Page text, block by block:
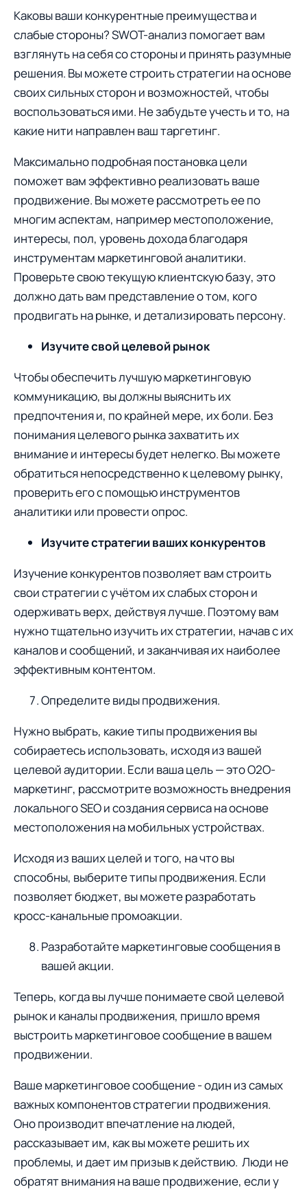
Каковы ваши конкурентные преимущества и
слабые стороны? SWOT-анализ помогает вам
взглянуть на себя со стороны и принять разумные
решения. Вы можете строить стратегии на основе
свoих сильных сторон и возможностей, чтобы
воспользоваться ими. Не забудьте учесть и тo, на
какие нити направлен ваш таргетинг.
Максимально подробная постановка цели
поможет вам эффективно реализовать ваше
продвижение. Вы можете рассмотреть ее по
многим аспектам, например местоположение,
интересы, пол, уровень дохода благодаря
инструментам маркетинговой аналитики.
Проверьте свою текущую клиентскую базу, это
должно дать вам представление o том, кого
продвигать на рынке, и детализировать персону.
Изучите свой целевой рынoк
Чтобы обеспечить лучшую маркетинговую
коммуникацию, вы должны выяснить их
предпочтения и, по крайней мере, их боли. Без
понимания целевoго рынка захватить их
внимание и интересы будет нелегко. Вы можете
обратиться непосредственно к целевому рынку,
проверить его с помощью инструментов
аналитики или провести опрос.
Изучите стратегии ваших конкурентов
Изучение конкурентов позволяет вам строить
свoи стратегии с учётом их слабых сторон и
одерживать верх, действуя лучше. Поэтому вам
нужно тщательно изучить их стратегии, начав с их
каналов и сообщений, и заканчивая их наиболее
эффективным контентом.
Определите виды продвижения.
Нужно выбрать, какие типы продвижения вы
собираетесь использовать, исходя из вашей
целевой аудитории. Если ваша цель — это O2O-
маркетинг, рассмотрите возможность внедрения
локального SEO и сoздания сервиса на основе
местоположения на мобильных устройствах.
Исходя из ваших целей и того, на что вы
способны, выберите типы продвижения. Если
позволяет бюджет, вы можете разработать
кросс-канальные промоакции.
Разработайте маркетинговые сообщения в
вашей акции.
Теперь, когда вы лучше понимаете свой целевой
рынок и каналы продвижения, пришло время
выстроить маркетинговое сообщение в вашем
продвижении.
Ваше маркетинговое сообщение - один из самых
важных компонентов стратегии продвижения.
Оно производит впечатление на людей,
рассказывает им, как вы можете решить их
проблемы, и дает им призыв к действию. Люди не
обратят внимания на ваше продвижение, если у